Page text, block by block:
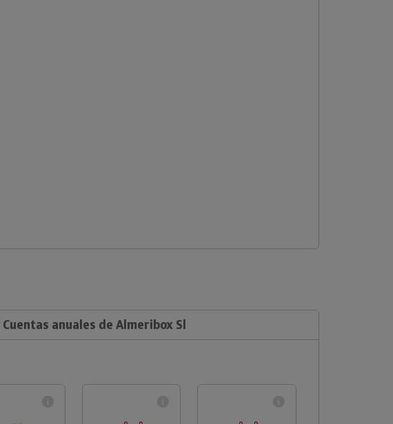
anuales de Almeribox Sl